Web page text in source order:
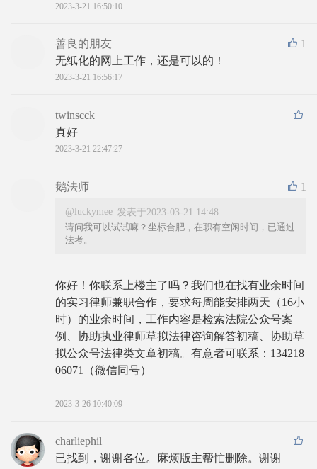
2023-3-21 16:50:10
1
善良的朋友
无纸化的网上工作，还是可以的！
2023-3-21 16:56:17
twinscck
真好
2023-3-21 22:47:27
1
鹅法师
@luckymee 发表于2023-03-21 14:48
请问我可以试试嘛？坐标合肥，在职有空闲时间，已通过
法考。
你好！你联系上楼主了吗？我们也在找有业余时间
的实习律师兼职合作，要求每周能安排两天（16小
时）的业余时间，工作内容是检索法院公众号案
例、协助执业律师草拟法律咨询解答初稿、协助草
拟公众号法律类文章初稿。有意者可联系：134218
06071（微信同号）
2023-3-26 10:40:09
charliephil
已找到，谢谢各位。麻烦版主帮忙删除。谢谢